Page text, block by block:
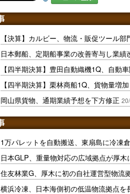
【決算】カルビー、物流・販促ツール部
日本郵船、定期船事業の改善寄与し業績
【四半期決算】豊田自動織機1Q、自動
【四半期決算】栗林商船1Q、貨物量増
岡山県貨物、通期業績予想を下方修正
1万パレットを自動搬送、東扇島に冷凍
日本GLP、重量物対応の広域拠点が厚木
住友林業G、厚木に初の自社運営型物流
横浜冷凍、日本海側初の低温物流拠点を